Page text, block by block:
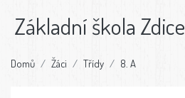
Základní škola Zdice
Domů Žáci Třídy 8. A